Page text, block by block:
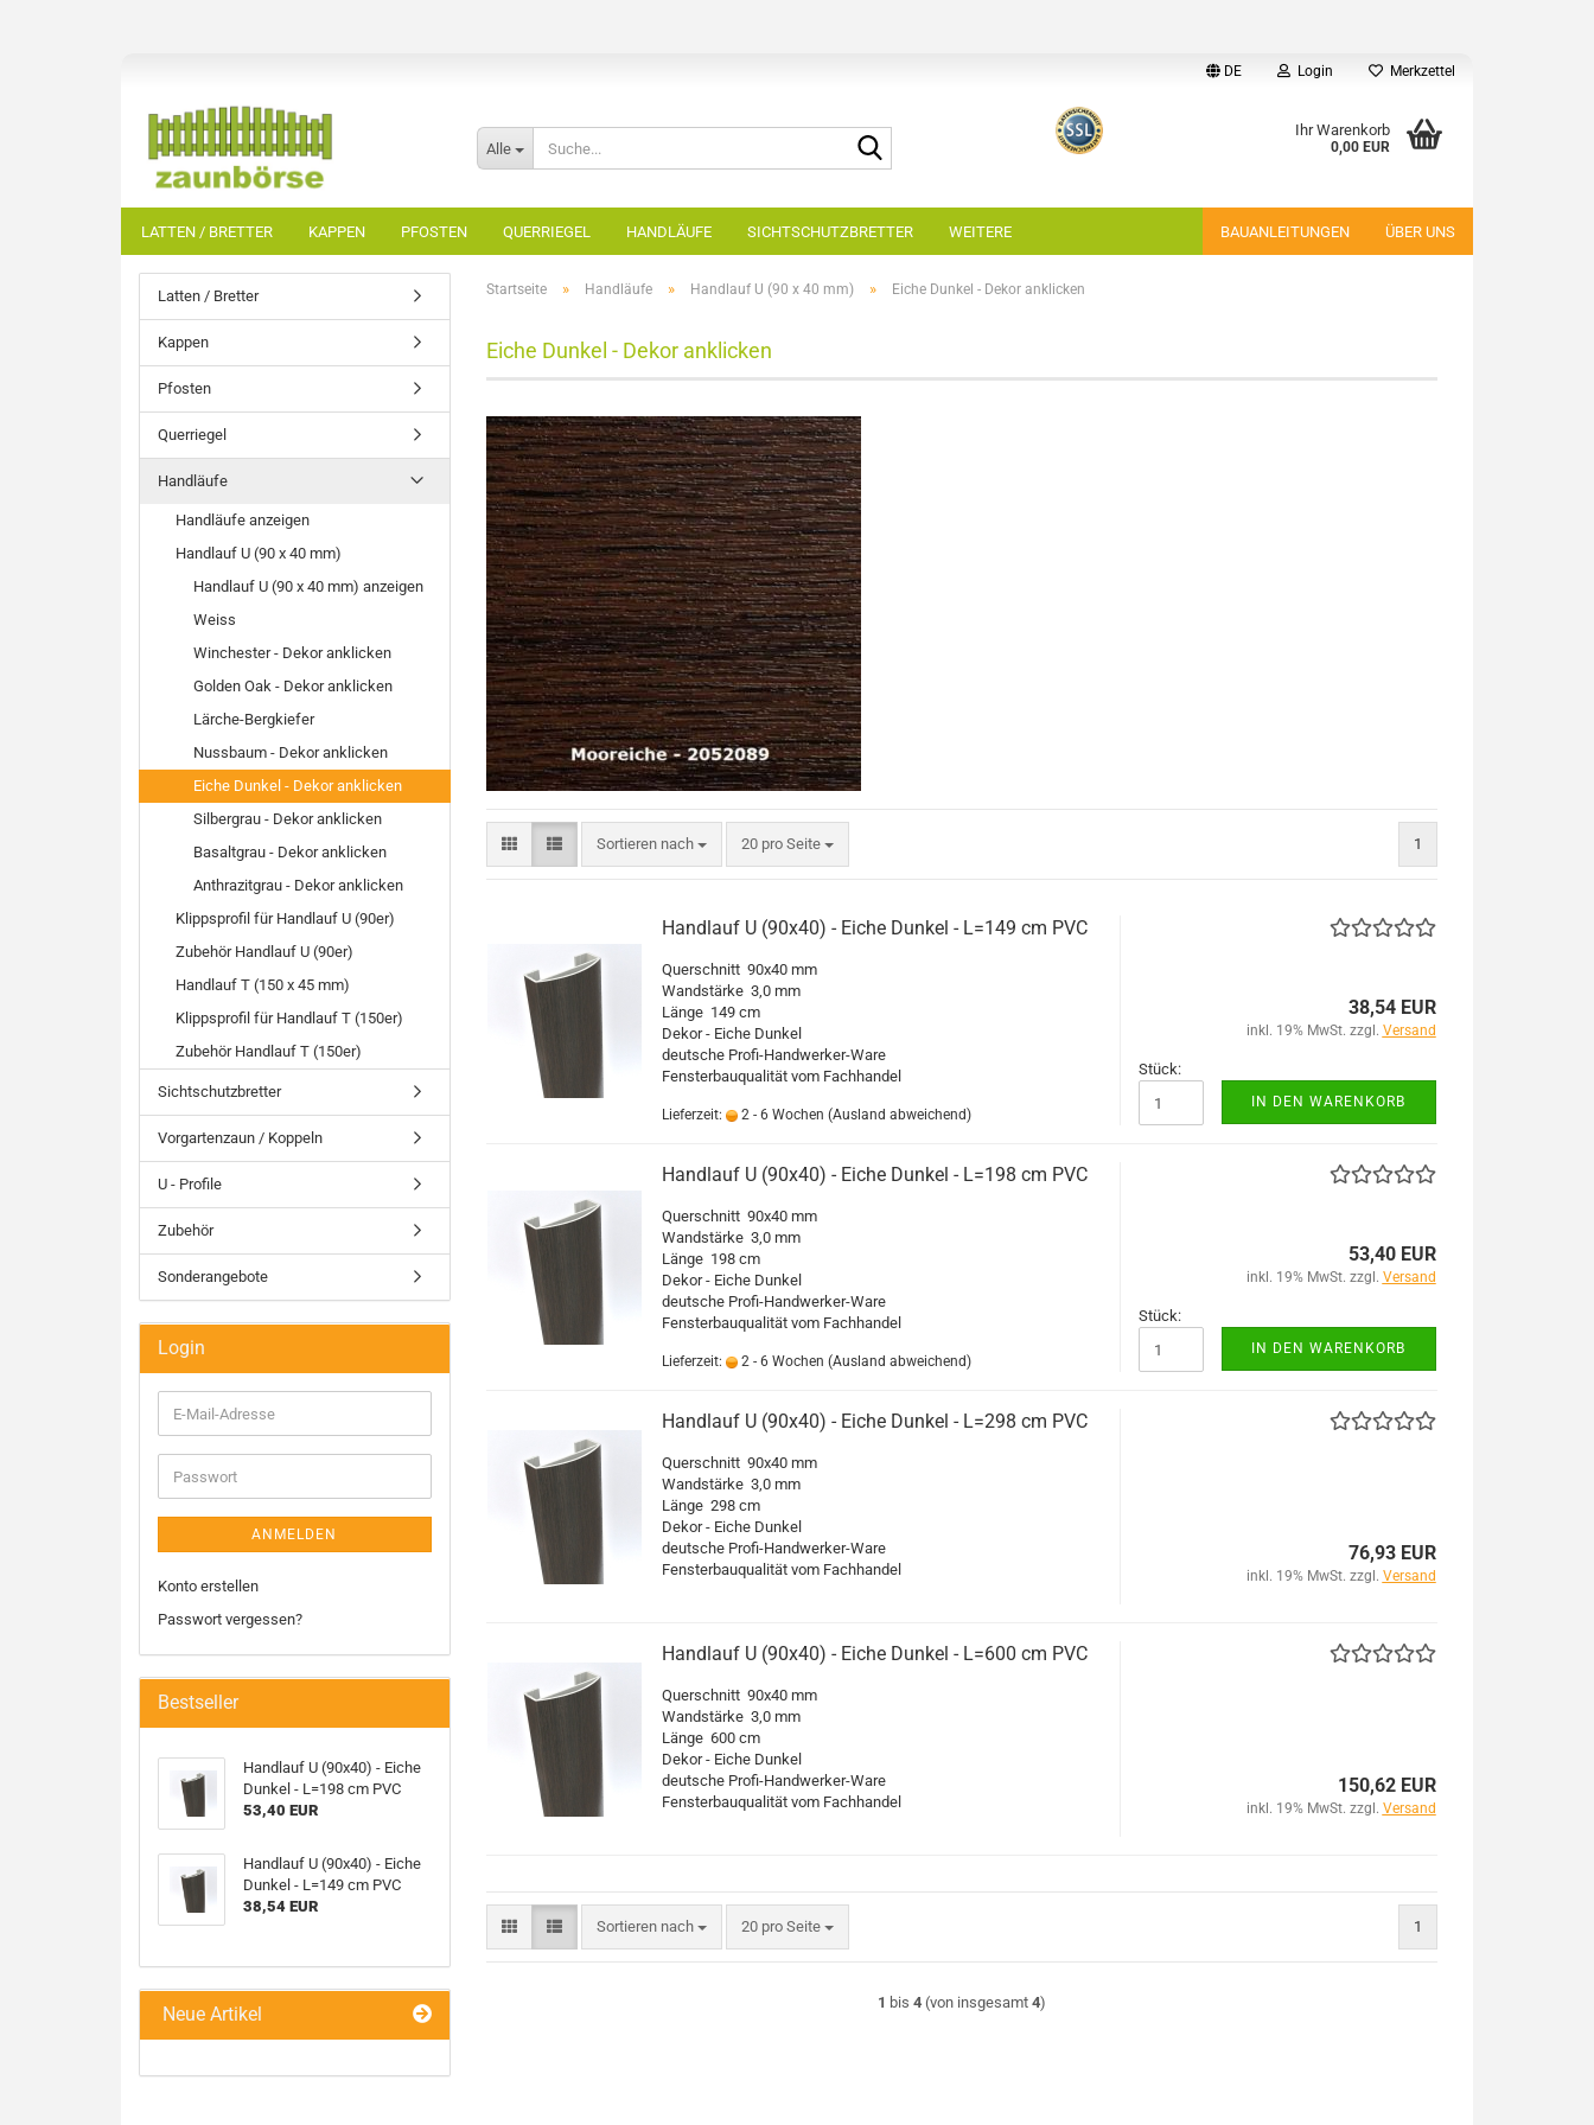
DE Login Merkzettel
Alle
Ihr Warenkorb
0,00 EUR
LATTEN / BRETTER KAPPEN PFOSTEN QUERRIEGEL HANDLÄUFE SICHTSCHUTZBRETTER BAUANLEITUNGEN ÜBER UNS
WEITERE
Startseite » Handläufe » Handlauf U (90 x 40 mm) » Eiche Dunkel - Dekor anklicken
Eiche Dunkel - Dekor anklicken
Sortieren nach
Sortieren nach 20 pro Seite
pro Seite 1
Handlauf U (90x40) - Eiche Dunkel - L=149 cm PVC
Querschnitt 90x40 mm
Wandstärke 3,0 mm
Länge 149 cm
Dekor - Eiche Dunkel
deutsche Profi-Handwerker-Ware
Fensterbauqualität vom Fachhandel
Lieferzeit: 2 - 6 Wochen (Ausland abweichend)
38,54 EUR
inkl. 19% MwSt. zzgl. Versand
Stück:
IN DEN WARENKORB
Handlauf U (90x40) - Eiche Dunkel - L=198 cm PVC
Querschnitt 90x40 mm
Wandstärke 3,0 mm
Länge 198 cm
Dekor - Eiche Dunkel
deutsche Profi-Handwerker-Ware
Fensterbauqualität vom Fachhandel
Lieferzeit: 2 - 6 Wochen (Ausland abweichend)
53,40 EUR
inkl. 19% MwSt. zzgl. Versand
Stück:
IN DEN WARENKORB
Handlauf U (90x40) - Eiche Dunkel - L=298 cm PVC
Querschnitt 90x40 mm
Wandstärke 3,0 mm
Länge 298 cm
Dekor - Eiche Dunkel
deutsche Profi-Handwerker-Ware
Fensterbauqualität vom Fachhandel
76,93 EUR
inkl. 19% MwSt. zzgl. Versand
Handlauf U (90x40) - Eiche Dunkel - L=600 cm PVC
Querschnitt 90x40 mm
Wandstärke 3,0 mm
Länge 600 cm
Dekor - Eiche Dunkel
deutsche Profi-Handwerker-Ware
Fensterbauqualität vom Fachhandel
150,62 EUR
inkl. 19% MwSt. zzgl. Versand
Sortieren nach
Sortieren nach 20 pro Seite
pro Seite 1
1 bis 4(von insgesamt 4)
Latten / Bretter
Kappen
Pfosten
Querriegel
Handläufe
Handläufe anzeigen
Handlauf U (90 x 40 mm)
Handlauf U (90 x 40 mm) anzeigen
Weiss
Winchester - Dekor anklicken
Golden Oak - Dekor anklicken
Lärche-Bergkiefer
Nussbaum - Dekor anklicken
Eiche Dunkel - Dekor anklicken
Silbergrau - Dekor anklicken
Basaltgrau - Dekor anklicken
Anthrazitgrau - Dekor anklicken
Klippsprofil für Handlauf U (90er)
Zubehör Handlauf U (90er)
Handlauf T (150 x 45 mm)
Klippsprofil für Handlauf T (150er)
Zubehör Handlauf T (150er)
Sichtschutzbretter
Vorgartenzaun / Koppeln
U - Profile
Zubehör
Sonderangebote
Login
E-
Mail-
Adresse
Passwort
ANMELDEN
Konto erstellen
Passwort vergessen?
Bestseller
Handlauf U (90x40) - Eiche
Dunkel - L=198 cm PVC
53,40 EUR
Handlauf U (90x40) - Eiche
Dunkel - L=149 cm PVC
38,54 EUR
Neue Artikel